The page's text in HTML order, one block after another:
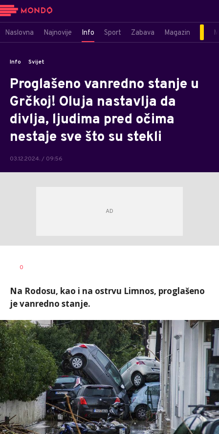
Naslovna Najnovije Info Sport Zabava Magazin
Info Svijet
Proglašeno vanredno stanje u
Grčkoj! Oluja nastavlja da
divlja, ljudima pred očima
nestaje sve što su stekli
03.12.2024. / 09:56
AUTOR
0
Na Rodosu, kao i na ostrvu Limnos, proglašeno
je vanredno stanje.